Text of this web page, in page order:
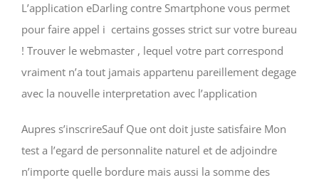
L’application eDarling contre Smartphone vous permet
pour faire appel i certains gosses strict sur votre bureau
! Trouver le webmaster , lequel votre part correspond
vraiment n’a tout jamais appartenu pareillement degage
avec la nouvelle interpretation avec l’application
Aupres s’inscrireSauf Que ont doit juste satisfaire Mon
test a l’egard de personnalite naturel et de adjoindre
n’importe quelle bordure mais aussi la somme des